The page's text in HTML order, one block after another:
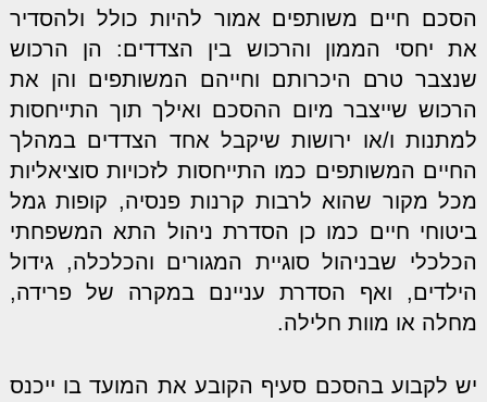
הסכם חיים משותפים אמור להיות כולל ולהסדיר
את יחסי הממון והרכוש בין הצדדים: הן הרכוש
שנצבר טרם היכרותם וחייהם המשותפים והן את
הרכוש שייצבר מיום ההסכם ואילך תוך התייחסות
למתנות ו/או ירושות שיקבל אחד הצדדים במהלך
החיים המשותפים כמו התייחסות לזכויות סוציאליות
מכל מקור שהוא לרבות קרנות פנסיה, קופות גמל
ביטוחי חיים כמו כן הסדרת ניהול התא המשפחתי
הכלכלי שבניהול סוגיית המגורים והכלכלה, גידול
הילדים, ואף הסדרת עניינם במקרה של פרידה,
מחלה או מוות חלילה.
יש לקבוע בהסכם סעיף הקובע את המועד בו ייכנס